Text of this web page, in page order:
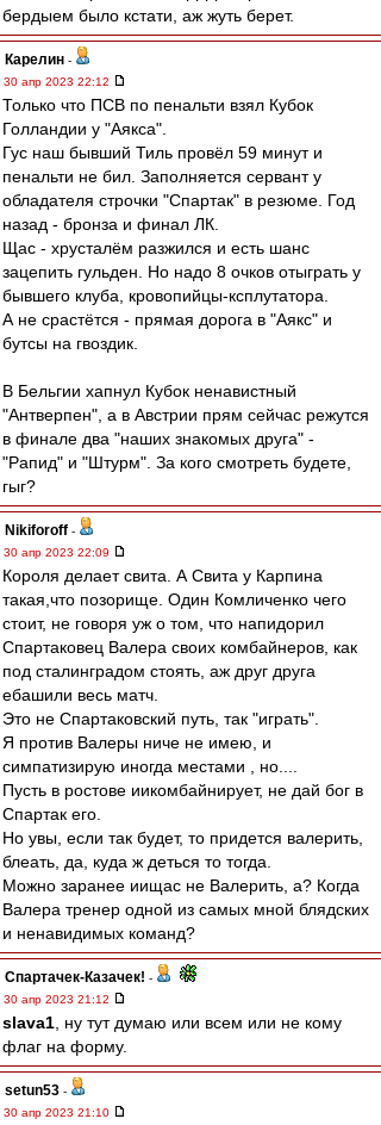
бердыем было кстати, аж жуть берет.
Карелин -
30 апр 2023 22:12
Только что ПСВ по пенальти взял Кубок
Голландии у "Аякса".
Гус наш бывший Тиль провёл 59 минут и
пенальти не бил. Заполняется сервант у
обладателя строчки "Спартак" в резюме. Год
назад - бронза и финал ЛК.
Щас - хрусталём разжился и есть шанс
зацепить гульден. Но надо 8 очков отыграть у
бывшего клуба, кровопийцы-ксплутатора.
А не срастётся - прямая дорога в "Аякс" и
бутсы на гвоздик.
В Бельгии хапнул Кубок ненавистный
"Антверпен", а в Австрии прям сейчас режутся
в финале два "наших знакомых друга" -
"Рапид" и "Штурм". За кого смотреть будете,
гыг?
Nikiforoff -
30 апр 2023 22:09
Короля делает свита. А Свита у Карпина
такая,что позорище. Один Комличенко чего
стоит, не говоря уж о том, что напидорил
Спартаковец Валера своих комбайнеров, как
под сталинградом стоять, аж друг друга
ебашили весь матч.
Это не Спартаковский путь, так "играть".
Я против Валеры ниче не имею, и
симпатизирую иногда местами , но....
Пусть в ростове иикомбайнирует, не дай бог в
Спартак его.
Но увы, если так будет, то придется валерить,
блеать, да, куда ж деться то тогда.
Можно заранее иищас не Валерить, а? Когда
Валера тренер одной из самых мной блядских
и ненавидимых команд?
Спартачек-Казачек! -
30 апр 2023 21:12
slava1 , ну тут думаю или всем или не кому
флаг на форму.
setun53 -
30 апр 2023 21:10